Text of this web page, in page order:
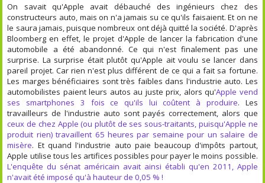
On savait qu'Apple avait débauché des ingénieurs chez des
constructeurs auto, mais on n'a jamais su ce qu'ils faisaient. Et on ne
le saura jamais, puisque nombreux ont déjà quitté la société. D'après
Bloomberg en effet, le projet d'Apple de lancer la fabrication d'une
automobile a été abandonné. Ce qui n'est finalement pas une
surprise. La surprise était plutôt qu'Apple ait voulu se lancer dans
pareil projet. Car rien n'est plus différent de ce qui a fait sa fortune.
Les marges bénéficiaires sont très faibles dans l'industrie auto. Les
automobilistes paient leurs autos au juste prix, alors qu'Apple vend
ses smartphones 3 fois ce qu'ils lui coûtent à produire. Les
travailleurs de l'industrie auto sont payés correctement, alors que
ceux de chez Apple (ou plutôt de ses sous-traitants, puisqu'Apple ne
produit rien) travaillent 65 heures par semaine pour un salaire de
misère. Et quand l'industrie auto paie beaucoup d'impôts partout,
Apple utilise tous les artifices possibles pour payer le moins possible.
L'enquête du sénat américain avait ainsi établi qu'en 2011, Apple
n'avait été imposé qu'à hauteur de 0,05 % !